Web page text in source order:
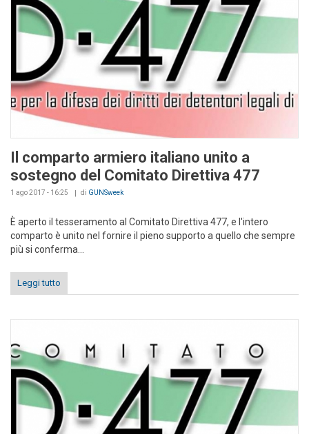
Il comparto armiero italiano unito a
sostegno del Comitato Direttiva 477
1 ago 2017 - 16:25 di GUNSweek
È aperto il tesseramento al Comitato Direttiva 477, e l'intero
comparto è unito nel fornire il pieno supporto a quello che sempre
più si conferma...
Leggi tutto